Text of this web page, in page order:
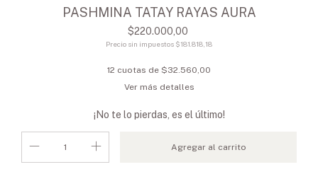
PASHMINA TATAY RAYAS AURA
$220.000,00
Precio sin impuestos $181.818,18
12 cuotas de $32.560,00
Ver más detalles
¡No te lo pierdas, es el último!